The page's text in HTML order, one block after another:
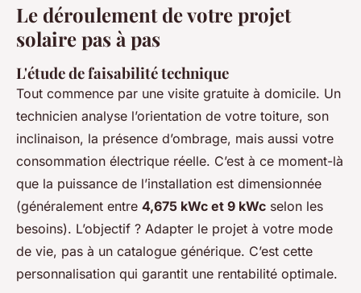
Le déroulement de votre projet
solaire pas à pas
L'étude de faisabilité technique
Tout commence par une visite gratuite à domicile. Un
technicien analyse l’orientation de votre toiture, son
inclinaison, la présence d’ombrage, mais aussi votre
consommation électrique réelle. C’est à ce moment-là
que la puissance de l’installation est dimensionnée
(généralement entre 4,675 kWc et 9 kWc selon les
besoins). L’objectif ? Adapter le projet à votre mode
de vie, pas à un catalogue générique. C’est cette
personnalisation qui garantit une rentabilité optimale.